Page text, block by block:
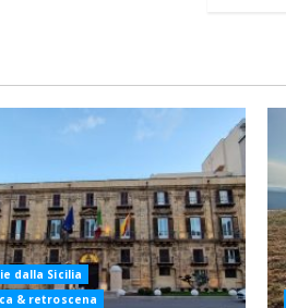
dalla Sicilia
& retroscena